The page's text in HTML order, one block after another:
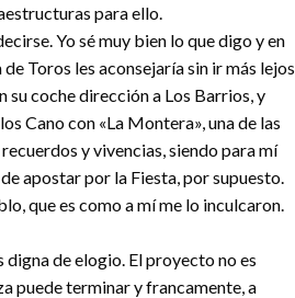
para ello.
Yo sé muy bien lo que digo y en
Toros les aconsejaría sin ir más lejos
su coche dirección a Los Barrios, y
Cano con «La Montera», una de las
y vivencias, siendo para mí
apostar por la Fiesta, por supuesto.
que es como a mí me lo inculcaron.
digna de elogio. El proyecto no es
puede terminar y francamente, a